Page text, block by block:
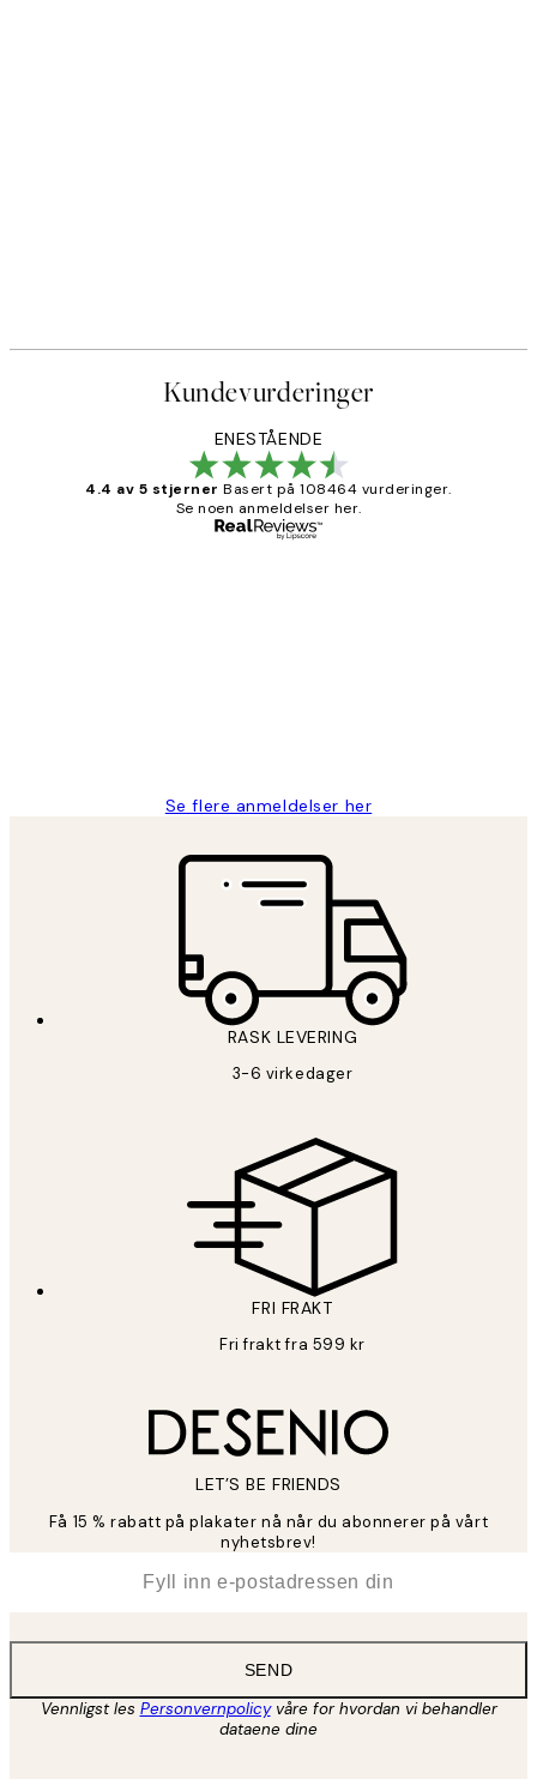
Kundevurderinger
ENESTÅENDE
4.4 av 5 stjerner Basert på 108464 vurderinger.
Se noen anmeldelser her.
Se flere anmeldelser her
RASK LEVERING
3-6 virkedager
FRI FRAKT
Fri frakt fra 599 kr
LET’S BE FRIENDS
Få 15 % rabatt på plakater nå når du abonnerer på vårt
nyhetsbrev!
SEND
Vennligst les Personvernpolicyvåre for hvordan vi behandler
dataene dine